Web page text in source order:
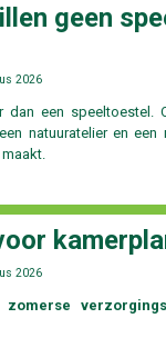
geen
2026
dan een speeltoestel.
natuuratelier en een
2026
zomerse